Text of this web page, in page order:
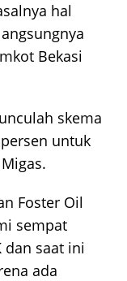
hal
Bekasi
skema
untuk
Foster Oil
sempat
dan saat ini
ada